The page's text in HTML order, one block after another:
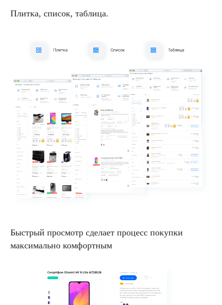
Плитка, список, таблица.
Быстрый просмотр сделает процесс покупки
максимально комфортным